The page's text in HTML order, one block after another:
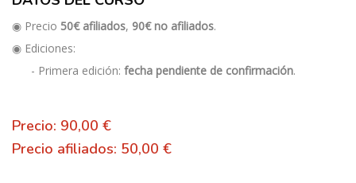
◉ Precio 50€ afiliados, 90€ no afiliados.
◉ Ediciones:
- Primera edición: fecha pendiente de confirmación.
Precio: 90,00 €
Precio afiliados: 50,00 €